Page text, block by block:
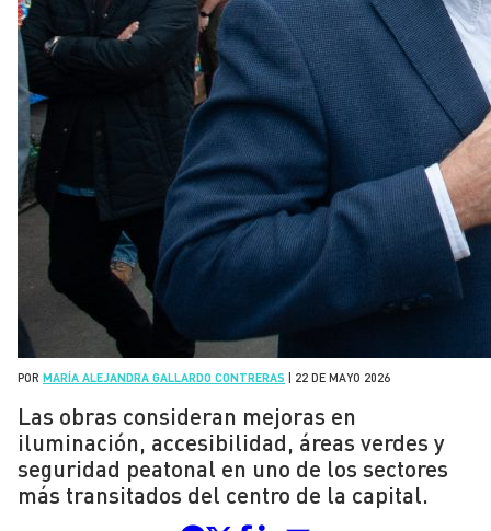
POR MARÍA ALEJANDRA GALLARDO CONTRERAS 22 DE MAYO 2026
Las obras consideran mejoras en
iluminación, accesibilidad, áreas verdes y
seguridad peatonal en uno de los sectores
más transitados del centro de la capital.